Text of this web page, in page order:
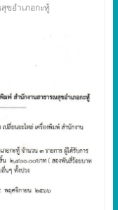
ขอำเภอกะทู้